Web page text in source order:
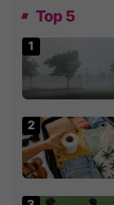
Top 5